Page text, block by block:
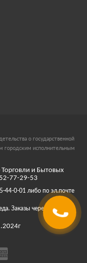
о государственной
городским исполнительным
и Бытовых
77-29-53
44-0-01 либо по эл.почте
Заказы через корзину